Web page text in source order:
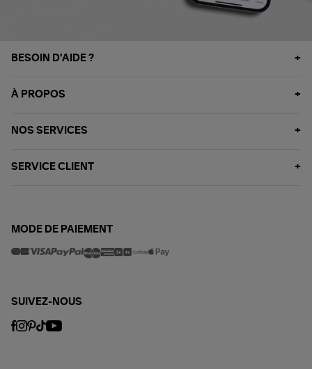
BESOIN D'AIDE ?
À PROPOS
NOS SERVICES
SERVICE CLIENT
MODE DE PAIEMENT
SUIVEZ-NOUS